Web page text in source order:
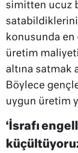
simitten ucuz
konusunda
üretim
altına satmak
Böylece
uygun üretim
‘İsrafı